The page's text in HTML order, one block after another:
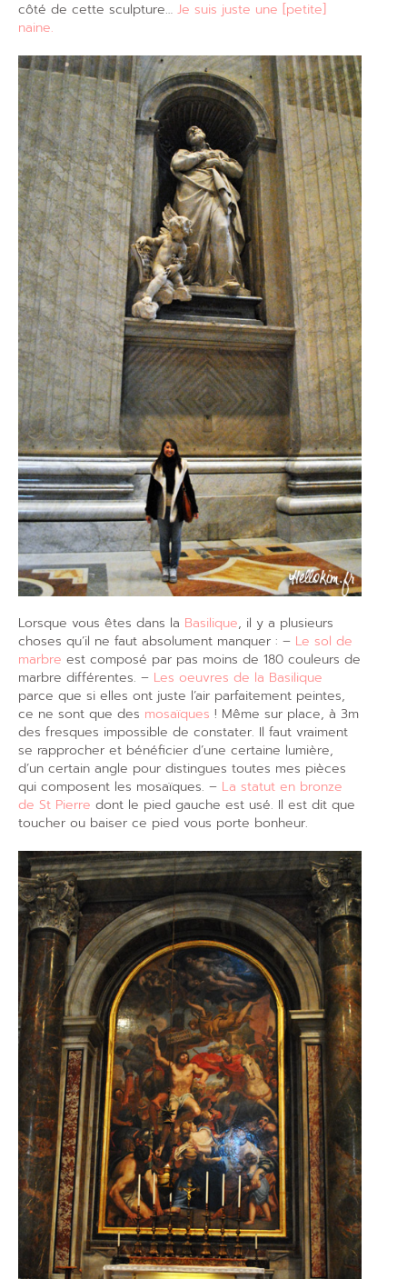
côté de cette sculpture… Je suis juste une [petite]
naine.
Lorsque vous êtes dans la Basilique, il y a plusieurs
choses qu’il ne faut absolument manquer : – Le sol de
marbre est composé par pas moins de 180 couleurs de
marbre différentes. – Les oeuvres de la Basilique
parce que si elles ont juste l’air parfaitement peintes,
ce ne sont que des mosaïques ! Même sur place, à 3m
des fresques impossible de constater. Il faut vraiment
se rapprocher et bénéficier d’une certaine lumière,
d’un certain angle pour distingues toutes mes pièces
qui composent les mosaïques. – La statut en bronze
de St Pierre dont le pied gauche est usé. Il est dit que
toucher ou baiser ce pied vous porte bonheur.